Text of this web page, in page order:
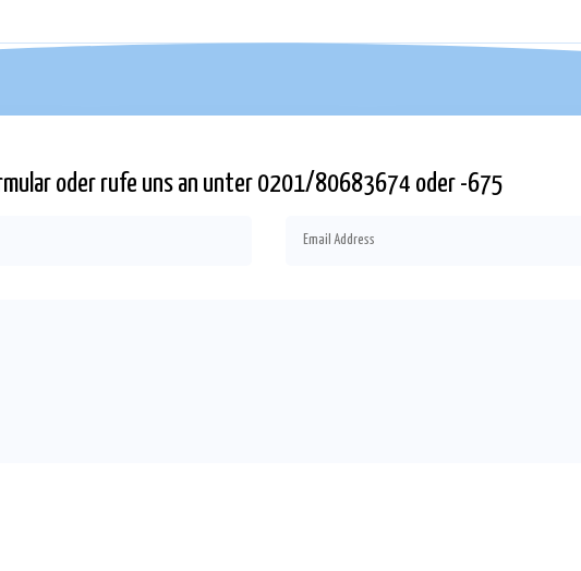
oder rufe uns an unter 0201/80683674 oder -675